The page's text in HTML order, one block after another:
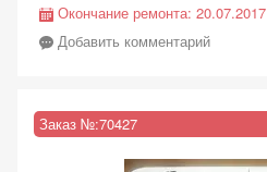
Окончание ремонта: 20.07.2017
Добавить комментарий
Заказ №:70427